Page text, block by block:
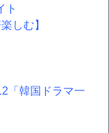
ト
しむ】
「韓国ドラマ一